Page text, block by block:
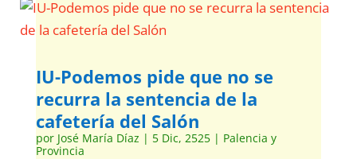
IU-Podemos pide que no se
recurra la sentencia de la
cafetería del Salón
por José María Díaz | 5 Dic, 2525| Palencia y
Provincia